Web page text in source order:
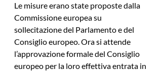
Le misure erano state proposte dalla
Commissione europea su
sollecitazione del Parlamento e del
Consiglio europeo. Ora si attende
l’approvazione formale del Consiglio
europeo per la loro effettiva entrata in